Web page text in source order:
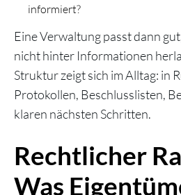
informiert?
Eine Verwaltung passt dann
nicht hinter Informationen
Struktur zeigt sich im Alltag: in
Protokollen, Beschlusslisten,
klaren nächsten Schritten.
Rechtlicher
Was